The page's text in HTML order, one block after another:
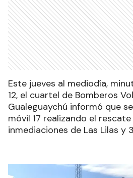
Este jueves al mediodía,
12, el cuartel de Bomberos
Gualeguaychú informó que
móvil 17 realizando el
inmediaciones de Las Lilas y